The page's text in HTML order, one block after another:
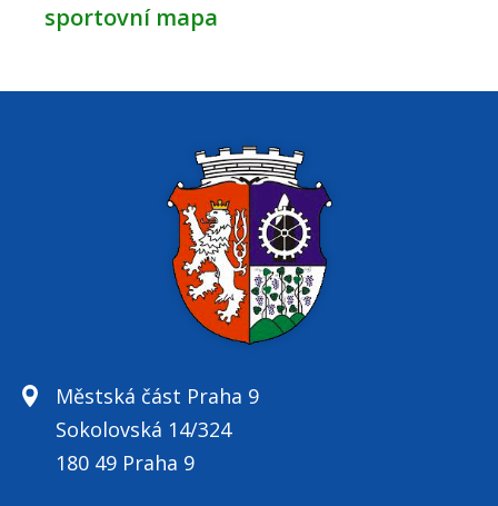
sportovní mapa
Městská část Praha 9
Sokolovská 14/324
180 49 Praha 9